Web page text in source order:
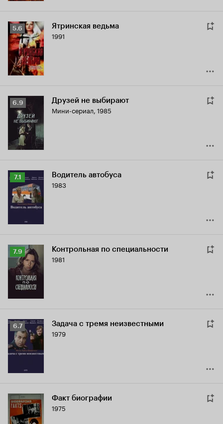
Рейтинг
Кинопоиска
5.6
5.6 Ятринская ведьма
1991
Рейтинг
Кинопоиска
6.9
6.9 Друзей не выбирают
Мини-сериал, 1985
Рейтинг
Кинопоиска
7.1
7.1 Водитель автобуса
1983
Рейтинг
Кинопоиска
7.9
7.9 Контрольная по специальности
1981
Рейтинг
Кинопоиска
6.7
6.7 Задача с тремя неизвестными
1979
Факт биографии
1975